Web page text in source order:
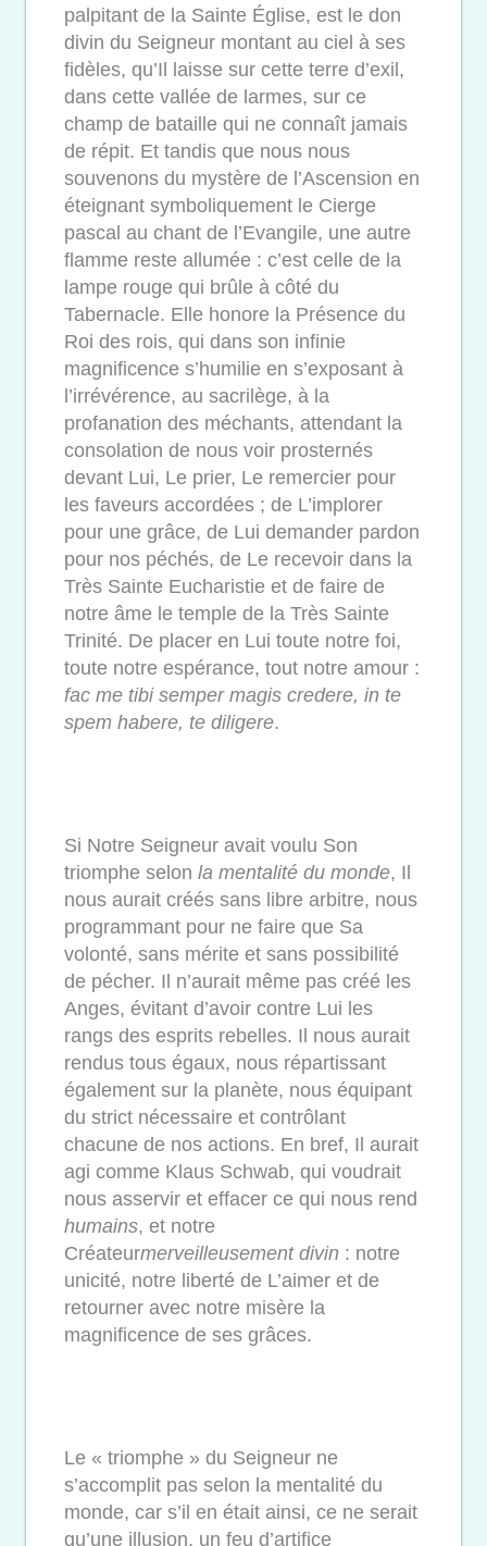
palpitant de la Sainte Église, est le don
divin du Seigneur montant au ciel à ses
fidèles, qu’Il laisse sur cette terre d’exil,
dans cette vallée de larmes, sur ce
champ de bataille qui ne connaît jamais
de répit. Et tandis que nous nous
souvenons du mystère de l’Ascension en
éteignant symboliquement le Cierge
pascal au chant de l’Evangile, une autre
flamme reste allumée : c’est celle de la
lampe rouge qui brûle à côté du
Tabernacle. Elle honore la Présence du
Roi des rois, qui dans son infinie
magnificence s’humilie en s’exposant à
l’irrévérence, au sacrilège, à la
profanation des méchants, attendant la
consolation de nous voir prosternés
devant Lui, Le prier, Le remercier pour
les faveurs accordées ; de L’implorer
pour une grâce, de Lui demander pardon
pour nos péchés, de Le recevoir dans la
Très Sainte Eucharistie et de faire de
notre âme le temple de la Très Sainte
Trinité. De placer en Lui toute notre foi,
toute notre espérance, tout notre amour :
fac me tibi semper magis credere, in te
spem habere, te diligere.
Si Notre Seigneur avait voulu Son
triomphe selon la mentalité du monde, Il
nous aurait créés sans libre arbitre, nous
programmant pour ne faire que Sa
volonté, sans mérite et sans possibilité
de pécher. Il n’aurait même pas créé les
Anges, évitant d’avoir contre Lui les
rangs des esprits rebelles. Il nous aurait
rendus tous égaux, nous répartissant
également sur la planète, nous équipant
du strict nécessaire et contrôlant
chacune de nos actions. En bref, Il aurait
agi comme Klaus Schwab, qui voudrait
nous asservir et effacer ce qui nous rend
humains, et notre
Créateurmerveilleusement divin : notre
unicité, notre liberté de L’aimer et de
retourner avec notre misère la
magnificence de ses grâces.
Le « triomphe » du Seigneur ne
s’accomplit pas selon la mentalité du
monde, car s’il en était ainsi, ce ne serait
qu’une illusion, un feu d’artifice